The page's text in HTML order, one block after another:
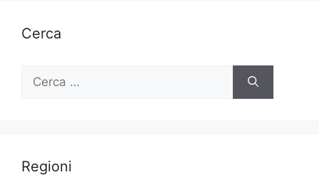
Cerca
per:
Regioni